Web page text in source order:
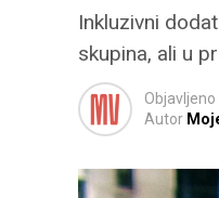
Inkluzivni
skupina, ali u
Objavljeno
Autor